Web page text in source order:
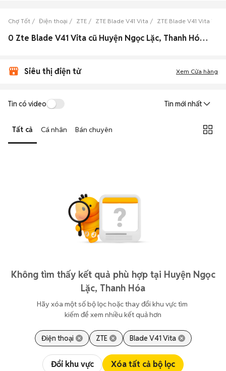
Chợ Tốt Điện thoại ZTE ZTE Blade V41 Vita ZTE Blade V41 Vita
0 Zte Blade V41 Vita cũ Huyện Ngọc Lặc, Thanh Hóa đẹp
Siêu thị điện tử Xem Cửa hàng
Tin có video Tin mới nhất
Tất cả Cá nhân Bán chuyên
Không tìm thấy kết quả phù hợp tại Huyện Ngọc
Lặc, Thanh Hóa
Hãy xóa một số bộ lọc hoặc thay đổi khu vực tìm
kiếm để xem nhiều kết quả hơn
Điện thoại ZTE Blade V41 Vita
Đổi khu vực Xóa tất cả bộ lọc